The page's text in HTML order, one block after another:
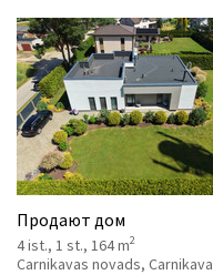
Услуги
Kонтакты
Продают дом
4 ist., 1 st., 164 m2
Carnikavas novads, Carnikava